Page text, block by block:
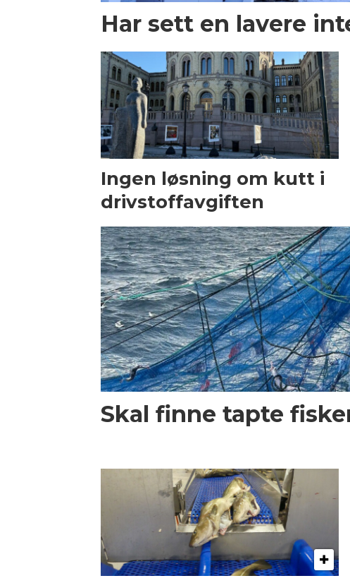
Har sett en lavere
Ingen løsning om kutt i
drivstoffavgiften
Skal finne tapte